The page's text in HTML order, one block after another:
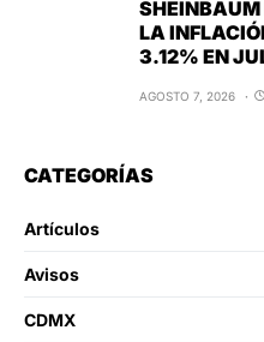
SHEINBAUM
LA
3.12% EN
AGOSTO 7, 2026
CATEGORÍAS
Artículos
Avisos
CDMX